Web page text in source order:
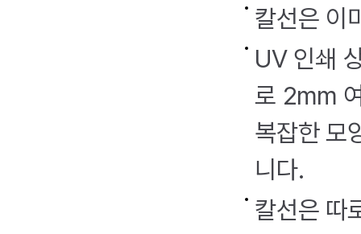
칼선은 이
UV 인쇄
로 2mm
복잡한 모
니다.
칼선은 따